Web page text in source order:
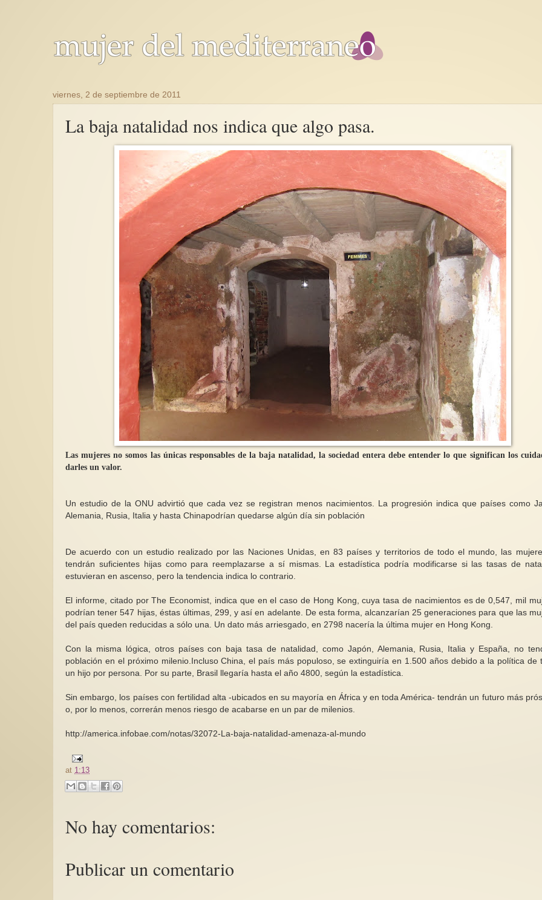
viernes, 2 de septiembre de 2011
La baja natalidad nos indica que algo pasa.
Las mujeres no somos las únicas responsables de la baja natalidad, la sociedad entera debe entender lo que significan los
darles un valor.
Un estudio de la ONU advirtió que cada vez se registran menos nacimientos. La progresión indica que países como
Alemania, Rusia, Italia y hasta Chinapodrían quedarse algún día sin población
De acuerdo con un estudio realizado por las Naciones Unidas, en 83 países y territorios de todo el mundo, las
tendrán suficientes hijas como para reemplazarse a sí mismas. La estadística podría modificarse si las tasas de
estuvieran en ascenso, pero la tendencia indica lo contrario.
El informe, citado por The Economist, indica que en el caso de Hong Kong, cuya tasa de nacimientos es de 0,547, mil
podrían tener 547 hijas, éstas últimas, 299, y así en adelante. De esta forma, alcanzarían 25 generaciones para que las
del país queden reducidas a sólo una. Un dato más arriesgado, en 2798 nacería la última mujer en Hong Kong.
Con la misma lógica, otros países con baja tasa de natalidad, como Japón, Alemania, Rusia, Italia y España, no
población en el próximo milenio.Incluso China, el país más populoso, se extinguiría en 1.500 años debido a la política de
un hijo por persona. Por su parte, Brasil llegaría hasta el año 4800, según la estadística.
Sin embargo, los países con fertilidad alta -ubicados en su mayoría en África y en toda América- tendrán un futuro más
o, por lo menos, correrán menos riesgo de acabarse en un par de milenios.
http://america.infobae.com/notas/32072-La-baja-natalidad-amenaza-al-mundo
at 1:13
No hay comentarios:
Publicar un comentario
Sobre los aportes de Galilea
Libertad Fausto
La obra de Galilea Libertad
Fausto, especialmente en el
contexto de Mujer del
Mediterráneo en...
¿Por qué hablar del
pacifista
Carmen Magallón
internacionalismo
buscando conseguir